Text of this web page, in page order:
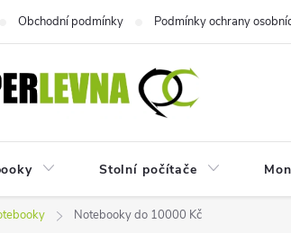
Obchodní podmínky Podmínky ochrany
Stolní počítače
Notebooky do 10000 Kč